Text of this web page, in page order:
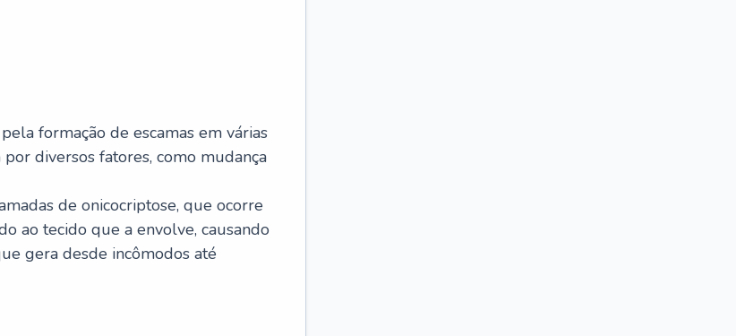
formação de escamas em várias
diversos fatores, como mudança
de onicocriptose, que ocorre
ao tecido que a envolve, causando
gera desde incômodos até